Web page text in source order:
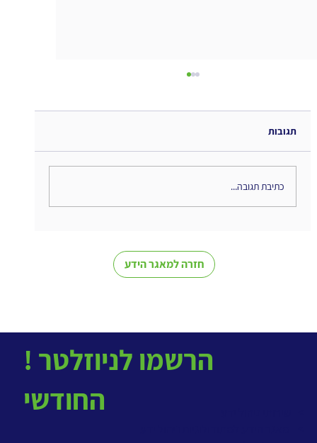
חזרה למאגר הידע
הדיגיטלית שמאפשרת אינטליגנציה ארגונית
תגובות
כתיבת תגובה...
! הרשמו לניוזלטר